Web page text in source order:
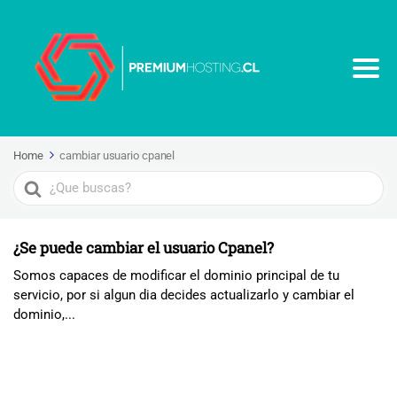
Home cambiar usuario cpanel
Search
For
¿Se puede cambiar el usuario Cpanel?
Somos capaces de modificar el dominio principal de tu
servicio, por si algun dia decides actualizarlo y cambiar el
dominio,...